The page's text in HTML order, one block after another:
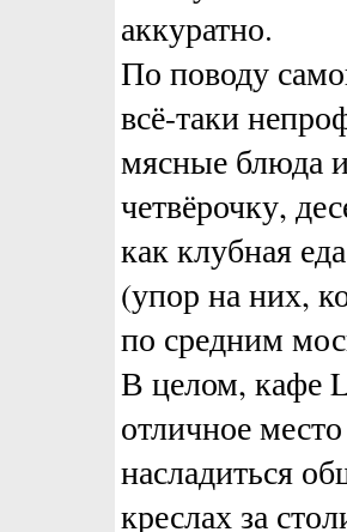
аккуратно.
По поводу
всё-таки
мясные блюда
четвёрочку,
как клубная
(упор на них,
по средним
В целом, кафе
отличное
насладиться
креслах за